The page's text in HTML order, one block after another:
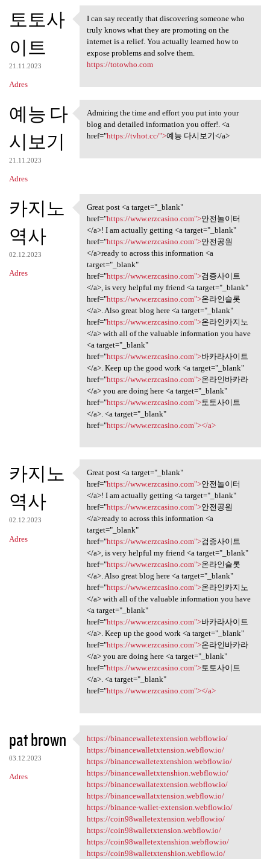
토토사
이트
21.11.2023
Adres
I can say recently that
I can say recently that discovering someone who
truly knows what they are promoting on the
internet is a relief. You actually learned how to
expose problems and solve them.
https://totowho.com
예능 다
시보기
21.11.2023
Adres
Admiring the time and effort
Admiring the time and effort you put into your
blog and detailed information you offer!. <a
href="https://tvhot.cc/">예능 다시보기</a>
카지노
역사
02.12.2023
Adres
Great post <a target="_blank"
Great post <a target="_blank"
href="https://www.erzcasino.com">안전놀이터
</a>! I am actually getting <a target="_blank"
href="https://www.erzcasino.com">안전공원
</a>ready to across this information <a
target="_blank"
href="https://www.erzcasino.com">검증사이트
</a>, is very helpful my friend <a target="_blank"
href="https://www.erzcasino.com">온라인슬롯
</a>. Also great blog here <a target="_blank"
href="https://www.erzcasino.com">온라인카지노
</a> with all of the valuable information you have
<a target="_blank"
href="https://www.erzcasino.com">바카라사이트
</a>. Keep up the good work <a target="_blank"
href="https://www.erzcasino.com">온라인바카라
</a> you are doing here <a target="_blank"
href="https://www.erzcasino.com">토토사이트
</a>. <a target="_blank"
href="https://www.erzcasino.com"></a>
카지노
역사
02.12.2023
Adres
Great post <a target="_blank"
Great post <a target="_blank"
href="https://www.erzcasino.com">안전놀이터
</a>! I am actually getting <a target="_blank"
href="https://www.erzcasino.com">안전공원
</a>ready to across this information <a
target="_blank"
href="https://www.erzcasino.com">검증사이트
</a>, is very helpful my friend <a target="_blank"
href="https://www.erzcasino.com">온라인슬롯
</a>. Also great blog here <a target="_blank"
href="https://www.erzcasino.com">온라인카지노
</a> with all of the valuable information you have
<a target="_blank"
href="https://www.erzcasino.com">바카라사이트
</a>. Keep up the good work <a target="_blank"
href="https://www.erzcasino.com">온라인바카라
</a> you are doing here <a target="_blank"
href="https://www.erzcasino.com">토토사이트
</a>. <a target="_blank"
href="https://www.erzcasino.com"></a>
pat brown
03.12.2023
Adres
https:/
https://binancewalletextension.webflow.io/
https://binancewalletxtension.webflow.io/
https://binancewalletextenshion.webflow.io/
https://binancewalletxtenshion.webflow.io/
https://binancewallatextension.webflow.io/
https://binancewallatxtension.webflow.io/
https://binance-wallet-extension.webflow.io/
https://coin98walletextension.webflow.io/
https://coin98walletxtension.webflow.io/
https://coin98walletextenshion.webflow.io/
https://coin98walletxtenshion.webflow.io/